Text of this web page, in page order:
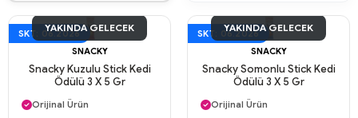
SKT: 06.2026
YAKINDA GELECEK
SNACKY
Snacky Kuzulu Stick Kedi
Ödülü 3 X 5 Gr
Aynı Gün Kargo
Orijinal Ürün
SKT: 06.2026
YAKINDA GELECEK
SNACKY
Snacky Somonlu Stick Kedi
Ödülü 3 X 5 Gr
Aynı Gün Kargo
Orijinal Ürün